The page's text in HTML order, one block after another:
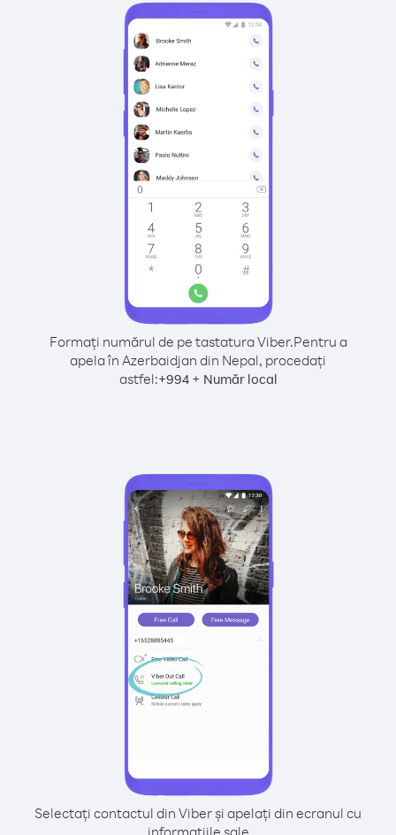
Formați numărul de pe tastatura Viber.Pentru a
apela în Azerbaidjan din Nepal, procedați
astfel:+994+ Număr local
Selectați contactul din Viber și apelați din ecranul cu
informațiile sale